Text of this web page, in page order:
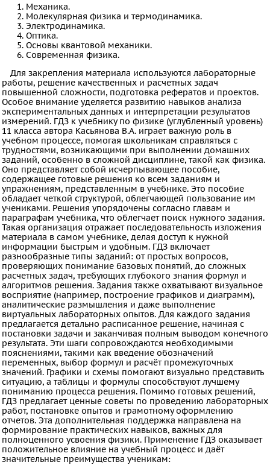
Физика
Химия
Немецкий
язык
Белорусский
язык
Французский
язык
Биология
История
Информатика
ОБЖ
География
Литература
Обществознание
Мед.
подготовка
Астрономия
Испанский
язык
Казахский
язык
ВИДЕОРЕШЕНИЯ
Механика.
Молекулярная физика и термодинамика.
Электродинамика.
Оптика.
Основы квантовой механики.
Современная физика.
Для закрепления материала используются лабораторные
работы, решение качественных и расчетных задач
повышенной сложности, подготовка рефератов и проектов.
Особое внимание уделяется развитию навыков анализа
экспериментальных данных и интерпретации результатов
измерений. ГДЗ к учебнику по физике (углубленный уровень)
11 класса автора Касьянова В.А. играет важную роль в
учебном процессе, помогая школьникам справляться с
трудностями, возникающими при выполнении домашних
заданий, особенно в сложной дисциплине, такой как физика.
Оно представляет собой исчерпывающее пособие,
содержащее готовые решения ко всем заданиям и
упражнениям, представленным в учебнике. Это пособие
обладает четкой структурой, облегчающей пользование им
учениками. Решения упорядочены согласно главам и
параграфам учебника, что облегчает поиск нужного задания.
Такая организация отражает последовательность изложения
материала в самом учебнике, делая доступ к нужной
информации быстрым и удобным. ГДЗ включает
разнообразные типы заданий: от простых вопросов,
проверяющих понимание базовых понятий, до сложных
расчетных задач, требующих глубокого знания формул и
алгоритмов решения. Задания также охватывают визуальное
восприятие (например, построение графиков и диаграмм),
аналитические размышления и даже выполнение
виртуальных лабораторных опытов. Для каждого задания
предлагается детально расписанное решение, начиная с
постановки задачи и заканчивая полным выводом конечного
результата. Эти шаги сопровождаются необходимыми
пояснениями, такими как введение обозначений
переменных, выбор формул и расчёт промежуточных
значений. Графики и схемы помогают визуально представить
ситуацию, а таблицы и формулы способствуют лучшему
пониманию процесса решения. Помимо готовых решений,
ГДЗ предлагает ценные советы по проведению лабораторных
работ, постановке опытов и грамотному оформлению
отчетов. Эта дополнительная поддержка направлена на
формирование практических навыков, важных для
полноценного усвоения физики. Применение ГДЗ оказывает
положительное влияние на учебный процесс и даёт
значительные преимущества ученикам: